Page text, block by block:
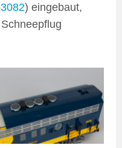
) eingebaut,